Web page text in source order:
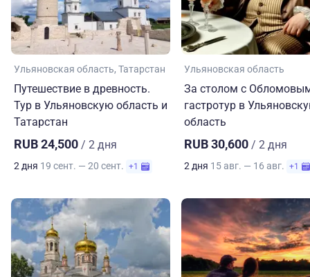
Ульяновская область Татарстан
Путешествие в древность.
Тур в Ульяновскую область и
Татарстан
RUB 24,500 / 2 дня
2 дня 19 сент. — 20 сент. +1
Ульяновская область
За столом с
гастротур в
область
RUB 30,600 / 2 дня
2 дня 15 авг. — 16 авг. +1